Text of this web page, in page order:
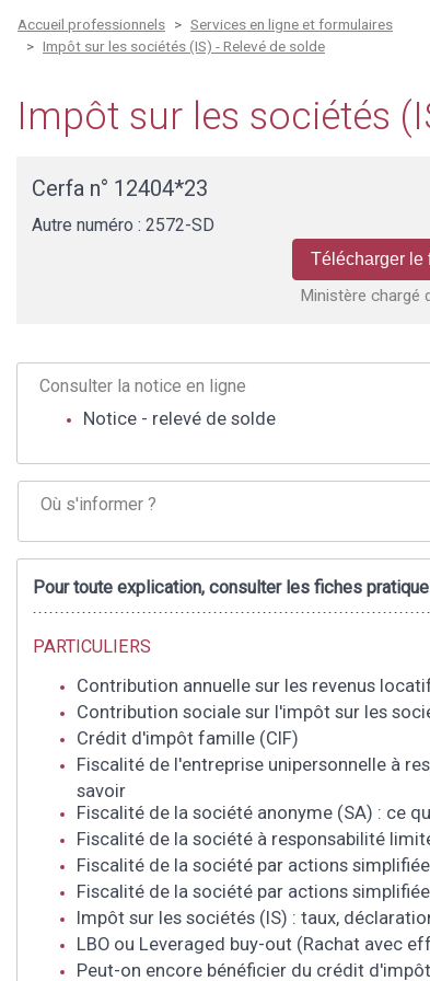
Accueil professionnels
Services en ligne et formulaires
Impôt sur les sociétés (IS) - Relevé de solde
Impôt sur les sociétés
Cerfa n° 12404*23
Autre numéro : 2572-SD
Télécharger le
Ministère chargé
Consulter la notice en ligne
Notice - relevé de solde
Où s'informer ?
Pour toute explication, consulter les fiches
PARTICULIERS
Contribution annuelle sur les revenus
Contribution sociale sur l'impôt sur les
Crédit d'impôt famille (CIF)
Fiscalité de l'entreprise unipersonnelle à
savoir
Fiscalité de la société anonyme (SA) : ce
Fiscalité de la société à responsabilité
Fiscalité de la société par actions
Fiscalité de la société par actions
Impôt sur les sociétés (IS) : taux,
LBO ou Leveraged buy-out (Rachat avec
Peut-on encore bénéficier du crédit